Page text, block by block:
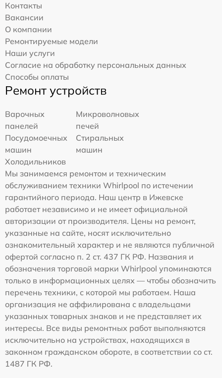
Контакты
Вакансии
О компании
Ремонтируемые модели
Наши услуги
Согласие на обработку персональных данных
Способы оплаты
Ремонт устройств
Варочных
панелей
Микроволновых
печей
Посудомоечных
машин
Стиральных
машин
Холодильников
Мы занимаемся ремонтом и техническим
обслуживанием техники Whirlpool по истечении
гарантийного периода. Наш центр в Ижевске
работает независимо и не имеет официальной
авторизации от производителя. Цены на ремонт,
указанные на сайте, носят исключительно
ознакомительный характер и не являются публичной
офертой согласно п. 2 ст. 437 ГК РФ. Названия и
обозначения торговой марки Whirlpool упоминаются
только в информационных целях — чтобы обозначить
перечень техники, с которой мы работаем. Наша
организация не аффилирована с владельцами
указанных товарных знаков и не представляет их
интересы. Все виды ремонтных работ выполняются
исключительно на устройствах, находящихся в
законном гражданском обороте, в соответствии со ст.
1487 ГК РФ.